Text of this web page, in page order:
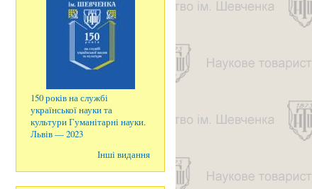
150 років на службі
української науки та
культури Гуманітарні науки.
Львів — 2023
Інші видання